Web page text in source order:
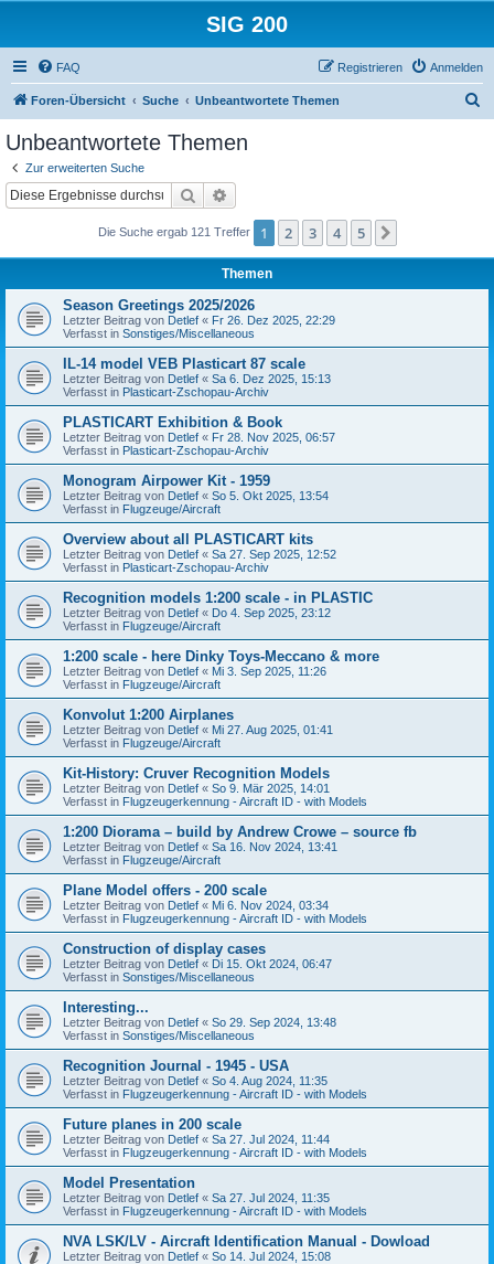
SIG 200
FAQ Anmelden
Registrieren
Foren-Übersicht Suche Unbeantwortete Themen
Unbeantwortete Themen
Zur erweiterten Suche
Suche
Die Suche ergab 121 Treffer 1 2 3 4 5
Themen
Season Greetings 2025/2026
Letzter Beitrag von Detlef « Fr 26. Dez 2025, 22:29
Verfasst in Sonstiges/Miscellaneous
IL-14 model VEB Plasticart 87 scale
Letzter Beitrag von Detlef « Sa 6. Dez 2025, 15:13
Verfasst in Plasticart-Zschopau-Archiv
PLASTICART Exhibition & Book
Letzter Beitrag von Detlef « Fr 28. Nov 2025, 06:57
Verfasst in Plasticart-Zschopau-Archiv
Monogram Airpower Kit - 1959
Letzter Beitrag von Detlef « So 5. Okt 2025, 13:54
Verfasst in Flugzeuge/Aircraft
Overview about all PLASTICART kits
Letzter Beitrag von Detlef « Sa 27. Sep 2025, 12:52
Verfasst in Plasticart-Zschopau-Archiv
Recognition models 1:200 scale - in PLASTIC
Letzter Beitrag von Detlef « Do 4. Sep 2025, 23:12
Verfasst in Flugzeuge/Aircraft
1:200 scale - here Dinky Toys-Meccano & more
Letzter Beitrag von Detlef « Mi 3. Sep 2025, 11:26
Verfasst in Flugzeuge/Aircraft
Konvolut 1:200 Airplanes
Letzter Beitrag von Detlef « Mi 27. Aug 2025, 01:41
Verfasst in Flugzeuge/Aircraft
Kit-History: Cruver Recognition Models
Letzter Beitrag von Detlef « So 9. Mär 2025, 14:01
Verfasst in Flugzeugerkennung - Aircraft ID - with Models
1:200 Diorama – build by Andrew Crowe – source fb
Letzter Beitrag von Detlef « Sa 16. Nov 2024, 13:41
Verfasst in Flugzeuge/Aircraft
Plane Model offers - 200 scale
Letzter Beitrag von Detlef « Mi 6. Nov 2024, 03:34
Verfasst in Flugzeugerkennung - Aircraft ID - with Models
Construction of display cases
Letzter Beitrag von Detlef « Di 15. Okt 2024, 06:47
Verfasst in Sonstiges/Miscellaneous
Interesting...
Letzter Beitrag von Detlef « So 29. Sep 2024, 13:48
Verfasst in Sonstiges/Miscellaneous
Recognition Journal - 1945 - USA
Letzter Beitrag von Detlef « So 4. Aug 2024, 11:35
Verfasst in Flugzeugerkennung - Aircraft ID - with Models
Future planes in 200 scale
Letzter Beitrag von Detlef « Sa 27. Jul 2024, 11:44
Verfasst in Flugzeugerkennung - Aircraft ID - with Models
Model Presentation
Letzter Beitrag von Detlef « Sa 27. Jul 2024, 11:35
Verfasst in Flugzeugerkennung - Aircraft ID - with Models
NVA LSK/LV - Aircraft Identification Manual - Dowload
Letzter Beitrag von Detlef « So 14. Jul 2024, 15:08